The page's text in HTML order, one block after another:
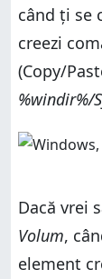
când ți se
creezi
(Copy/
%windir%/
Dacă vrei
Volum,
element